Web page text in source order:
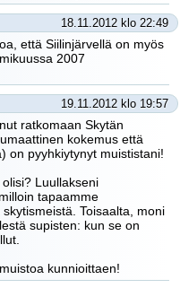
18.11.2012 klo 22:49
että Siilinjärvellä on myös
2007
19.11.2012 klo 19:57
ratkomaan Skytän
kokemus että
on pyyhkiytynyt muististani!
Luullakseni
tapaamme
Toisaalta, moni
supisten: kun se on
kunnioittaen!